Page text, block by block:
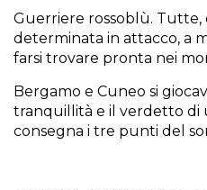
Guerriere rossoblù. Tutte,
determinata in attacco, a
farsi trovare pronta nei
Bergamo e Cuneo si
tranquillità e il verdetto di
consegna i tre punti del